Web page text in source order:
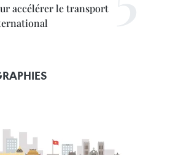
accélérer le transport